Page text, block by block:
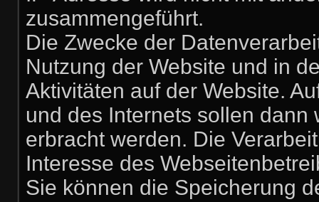
zusammengeführt.
Die Zwecke der
Nutzung der Website und in
Aktivitäten auf der Website.
und des Internets sollen
erbracht werden. Die
Interesse des
Sie können die Speicherung